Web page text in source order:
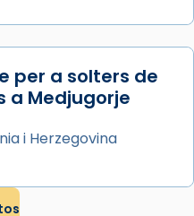
per a solters de
a Medjugorje
i Herzegovina